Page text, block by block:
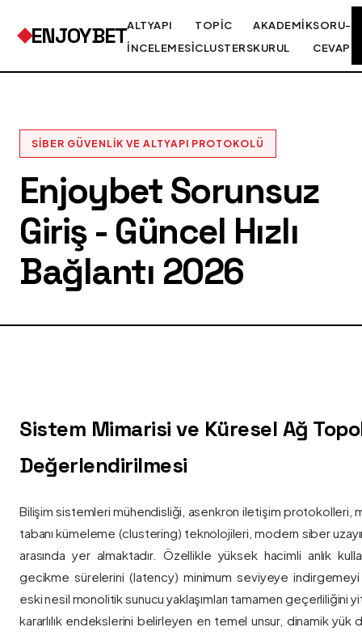
ENJOYBETALTYAPI
İNCELEMESI
TOPIC
CLUSTERS
AKADEMIK
KURUL
SORU-
CEVAP
SIBER GÜVENLIK VE ALTYAPI PROTOKOLÜ
Enjoybet Sorunsuz
Giriş - Güncel Hızlı
Bağlantı 2026
Sistem Mimarisi ve Küresel Ağ
Değerlendirilmesi
Bilişim sistemleri mühendisliği, asenkron iletişim protokolleri,
tabanı kümeleme (clustering) teknolojileri, modern siber
arasında yer almaktadır. Özellikle yüksek hacimli anlık
gecikme sürelerini (latency) minimum seviyeye
eski nesil monolitik sunucu yaklaşımları tamamen geçerliliğini
kararlılık endekslerini belirleyen en temel unsur, dinamik yük